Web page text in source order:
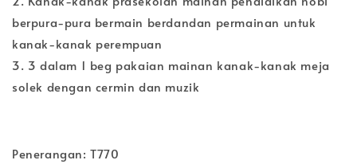
berpura-pura bermain berdandan permainan untuk
kanak-kanak perempuan
3. 3 dalam 1 beg pakaian mainan kanak-kanak meja
solek dengan cermin dan muzik
Penerangan: T770